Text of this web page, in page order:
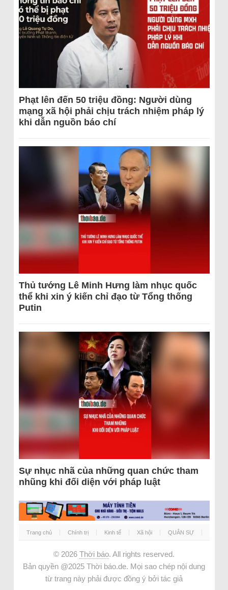
Phạt lên đến 50 triệu đồng: Người dùng
mạng xã hội phải chịu trách nhiệm pháp lý
khi dẫn nguồn báo chí
Thủ tướng Lê Minh Hưng làm nhục quốc
thể khi xin ý kiến chỉ đạo từ Tổng thống
Putin
Sự nhục nhã của những quan chức tham
nhũng khi đối diện với pháp luật
Trang chủ Chính trị Kinh tế Xã hội QUÂN SỰ
© 2026 Thời báo. All rights reserved.
Bản quyền @2025 Thời báo.de. Mọi sao chép nội dung
từ trang này phải được đồng ý bởi tác giả